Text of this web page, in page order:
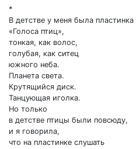
*
В детстве у меня была пластинка
«Голоса птиц»,
тонкая, как волос,
голубая, как ситец
южного неба.
Планета света.
Крутящийся диск.
Танцующая иголка.
Но только
в детстве птицы были повсюду,
и я говорила,
что на пластинке слушать